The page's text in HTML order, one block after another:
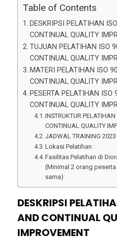
Table of Contents
DESKRIPSI PELATIHAN
CONTINUAL QUALITY
TUJUAN PELATIHAN ISO
CONTINUAL QUALITY
MATERI PELATIHAN ISO
CONTINUAL QUALITY
PESERTA PELATIHAN ISO
CONTINUAL QUALITY
INSTRUKTUR
CONTINUAL QUALITY
JADWAL TRAINING 2023
Lokasi Pelatihan :
Fasilitas Pelatihan di
(Minimal 2 orang
sama):
DESKRIPSI
AND CONTINUAL
IMPROVEMENT